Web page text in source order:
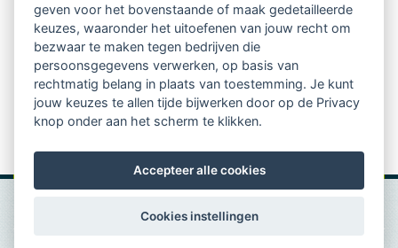
informatie over LVSC-activiteiten
Aanmelden nieuwsbrief
geven voor het bovenstaande of maak gedetailleerde
keuzes, waaronder het uitoefenen van jouw recht om
bezwaar te maken tegen bedrijven die
persoonsgegevens verwerken, op basis van
rechtmatig belang in plaats van toestemming. Je kunt
jouw keuzes te allen tijde bijwerken door op de Privacy
knop onder aan het scherm te klikken.
Accepteer alle cookies
Cookies instellingen